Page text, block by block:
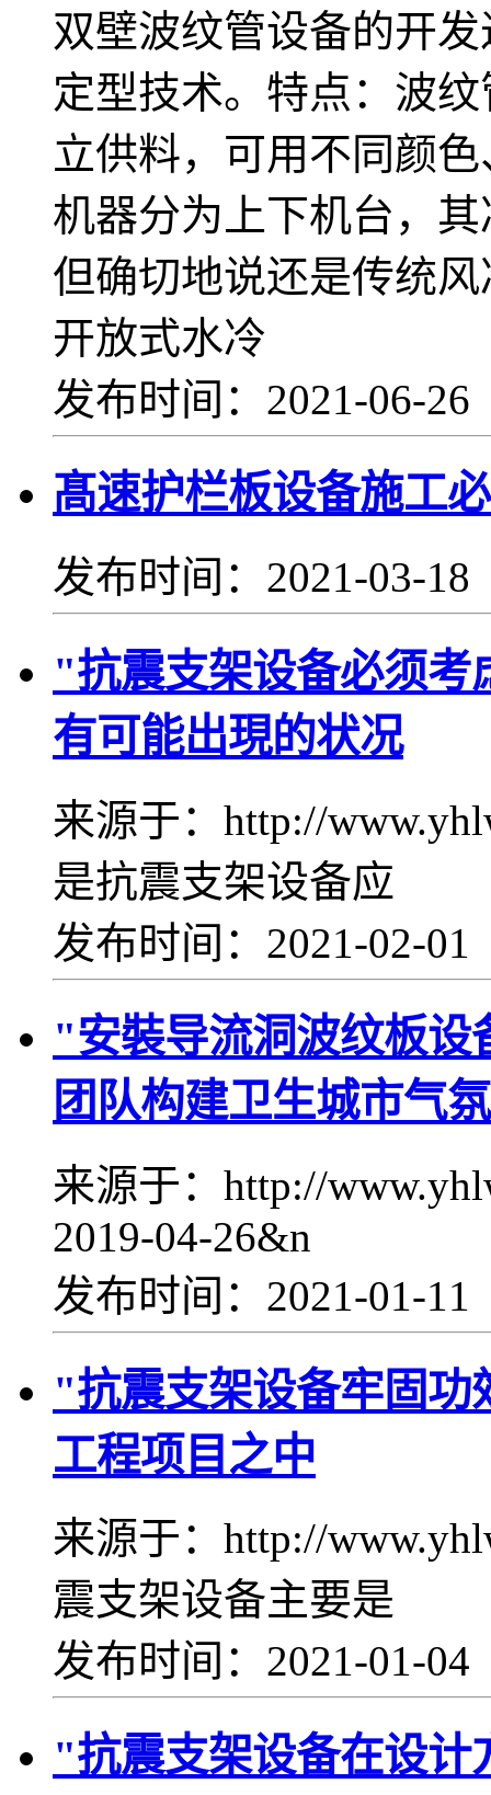
双壁波纹管设备的开
定型技术。特点：波
立供料，可用不同颜
机器分为上下机台，
但确切地说还是传统
开放式水冷
发布时间：2021-06-
髙速护栏板设备施工
发布时间：2021-03-
"抗震支架设备必须考
有可能出現的状况
来源于：http://
是抗震支架设备应
发布时间：2021-02-
"安裝导流洞波纹板设
团队构建卫生城市气氛
来源于：http://
2019-04-26&n
发布时间：2021-01-
"抗震支架设备牢固功
工程项目之中
来源于：http://
震支架设备主要是
发布时间：2021-01-
"抗震支架设备在设计